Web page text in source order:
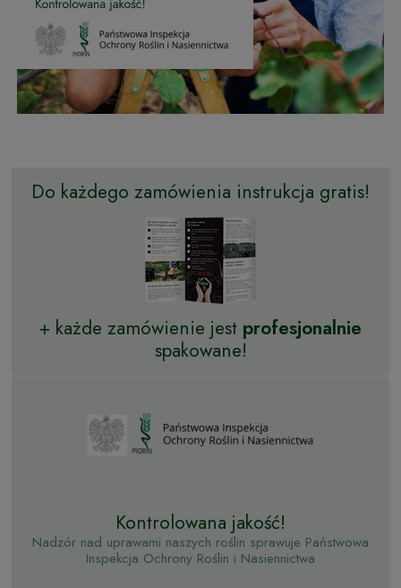
Do każdego zamówienia instrukcja gratis!
+ każde zamówienie jest profesjonalnie
spakowane!
Kontrolowana jakość!
Nadzór nad uprawami naszych roślin sprawuje Państwowa
Inspekcja Ochrony Roślin i Nasiennictwa